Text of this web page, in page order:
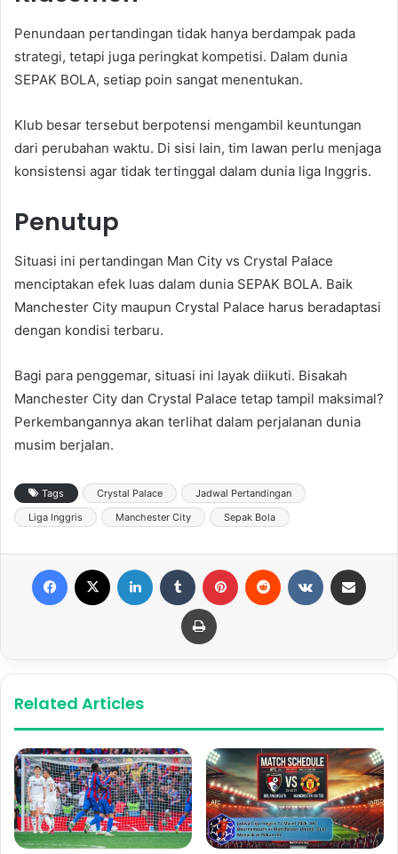
Penundaan pertandingan tidak hanya berdampak pada
strategi, tetapi juga peringkat kompetisi. Dalam dunia
SEPAK BOLA, setiap poin sangat menentukan.
Klub besar tersebut berpotensi mengambil keuntungan
dari perubahan waktu. Di sisi lain, tim lawan perlu menjaga
konsistensi agar tidak tertinggal dalam dunia liga Inggris.
Penutup
Situasi ini pertandingan Man City vs Crystal Palace
menciptakan efek luas dalam dunia SEPAK BOLA. Baik
Manchester City maupun Crystal Palace harus beradaptasi
dengan kondisi terbaru.
Bagi para penggemar, situasi ini layak diikuti. Bisakah
Manchester City dan Crystal Palace tetap tampil maksimal?
Perkembangannya akan terlihat dalam perjalanan dunia
musim berjalan.
Tags Crystal Palace
Jadwal Pertandingan
Liga Inggris
Manchester City Sepak Bola
Print
Related Articles